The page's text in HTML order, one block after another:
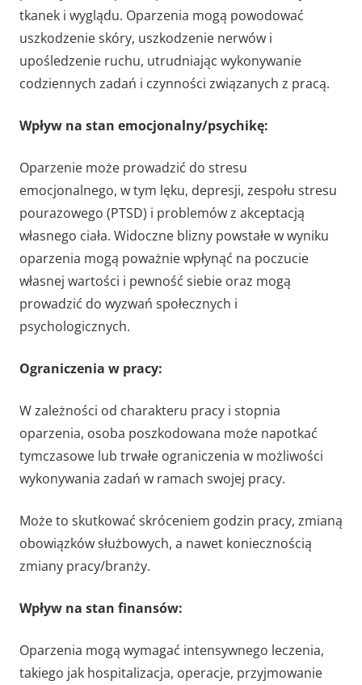
tkanek i wyglądu. Oparzenia mogą powodować
uszkodzenie skóry, uszkodzenie nerwów i
upośledzenie ruchu, utrudniając wykonywanie
codziennych zadań i czynności związanych z pracą.
Wpływ na stan emocjonalny/psychikę:
Oparzenie może prowadzić do stresu
emocjonalnego, w tym lęku, depresji, zespołu stresu
pourazowego (PTSD) i problemów z akceptacją
własnego ciała. Widoczne blizny powstałe w wyniku
oparzenia mogą poważnie wpłynąć na poczucie
własnej wartości i pewność siebie oraz mogą
prowadzić do wyzwań społecznych i
psychologicznych.
Ograniczenia w pracy:
W zależności od charakteru pracy i stopnia
oparzenia, osoba poszkodowana może napotkać
tymczasowe lub trwałe ograniczenia w możliwości
wykonywania zadań w ramach swojej pracy.
Może to skutkować skróceniem godzin pracy, zmianą
obowiązków służbowych, a nawet koniecznością
zmiany pracy/branży.
Wpływ na stan finansów:
Oparzenia mogą wymagać intensywnego leczenia,
takiego jak hospitalizacja, operacje, przyjmowanie